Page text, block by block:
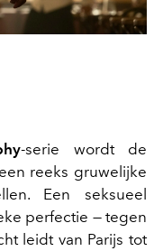
-serie wordt de
reeks gruwelijke
Een seksueel
perfectie — tegen
leidt van Parijs tot